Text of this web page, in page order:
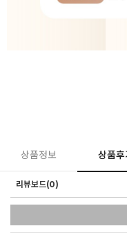
상품정보 상품후
리뷰보드(0)